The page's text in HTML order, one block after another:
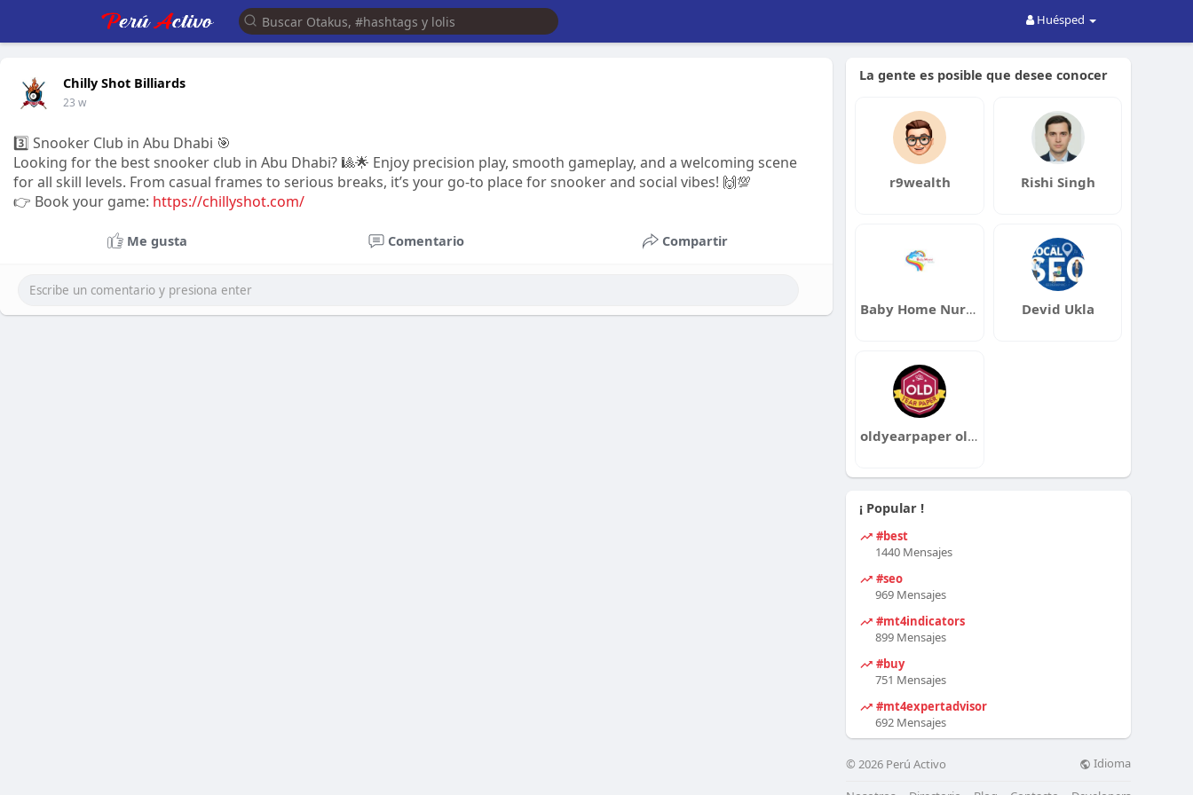
Huésped
Chilly Shot Billiards
23 w
3️⃣ Snooker Club in Abu Dhabi 🎯
Looking for the best snooker club in Abu Dhabi? 🎱🌟 Enjoy precision play, smooth gameplay, and a welcoming scene
for all skill levels. From casual frames to serious breaks, it’s your go-to place for snooker and social vibes! 🙌💯
👉 Book your game: https://chillyshot.com/
Me gusta Comentario Compartir
La gente es posible que desee conocer
r9wealth Rishi Singh
Baby Home Nursery Devid Ukla
oldyearpaper oldyearpaper
¡ Popular !
#best
1440 Mensajes
#seo
969 Mensajes
#mt4indicators
899 Mensajes
#buy
751 Mensajes
#mt4expertadvisor
692 Mensajes
© 2026 Perú Activo Idioma